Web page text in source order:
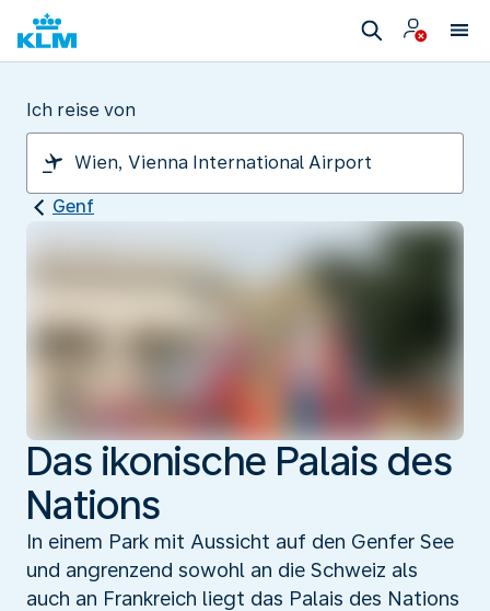
Ich reise von
Genf
Das ikonische Palais des
Nations
In einem Park mit Aussicht auf den Genfer See
und angrenzend sowohl an die Schweiz als
auch an Frankreich liegt das Palais des Nations